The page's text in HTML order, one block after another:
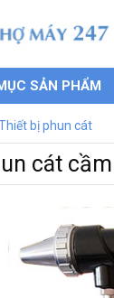
SẢN PHẨM
bị phun cát
cát